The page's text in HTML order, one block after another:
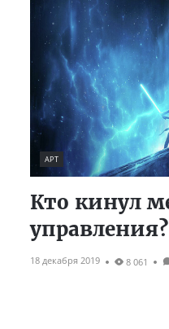
АРТ
Кто кинул
управления?
18 декабря 2019 8 061